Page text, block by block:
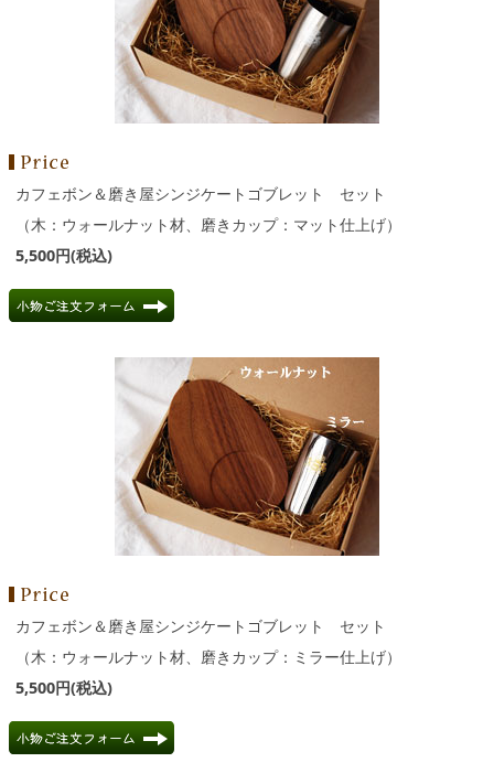
カフェボン＆磨き屋シンジケートゴブレット セット
（木：ウォールナット材、磨きカップ：マット仕上げ）
5,500円(税込)
カフェボン＆磨き屋シンジケートゴブレット セット
（木：ウォールナット材、磨きカップ：ミラー仕上げ）
5,500円(税込)